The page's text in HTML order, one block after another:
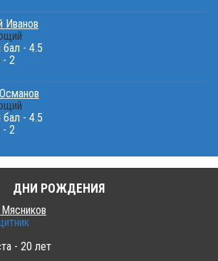
Иванов
бал - 4.5
- 2
бал - 4.5
- 2
ДНИ РОЖДЕНИЯ
- 20 лет